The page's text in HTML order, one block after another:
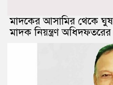
মাদকের আসামির থেকে ঘুষ
মাদক নিয়ন্ত্রণ অধিদফতরের